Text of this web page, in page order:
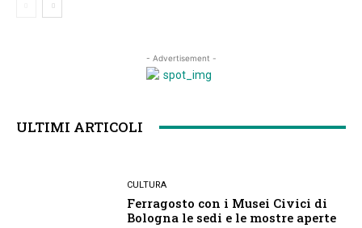
- Advertisement -
ULTIMI ARTICOLI
CULTURA
Ferragosto con i Musei Civici di
Bologna le sedi e le mostre aperte